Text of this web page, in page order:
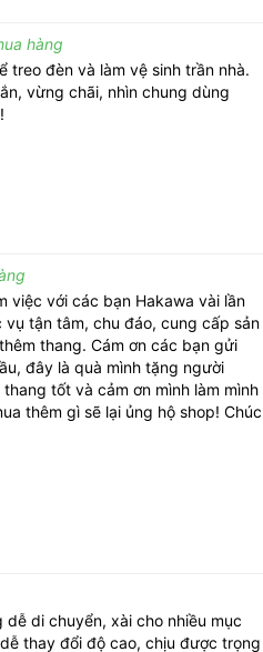
hàng
treo đèn và làm vệ sinh trần nhà.
vừng chãi, nhìn chung dùng
việc với các bạn Hakawa vài lần
tận tâm, chu đáo, cung cấp sản
thang. Cám ơn các bạn gửi
đây là quà mình tặng người
tốt và cảm ơn mình làm mình
thêm gì sẽ lại ủng hộ shop! Chúc
dễ di chuyển, xài cho nhiều mục
thay đổi độ cao, chịu được trọng